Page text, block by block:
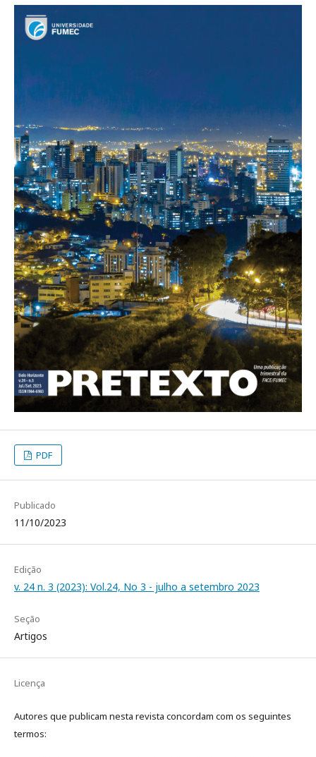
PDF
Publicado
11/10/2023
Edição
v. 24 n. 3 (2023): Vol.24, No 3 - julho a setembro 2023
Seção
Artigos
Licença
Autores que publicam nesta revista concordam com os seguintes
termos: